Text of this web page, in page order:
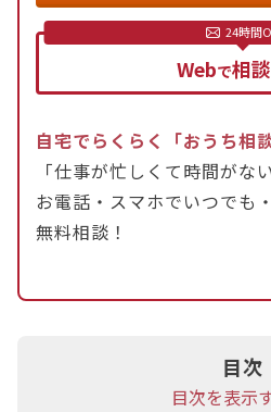
Webで相
自宅でらくらく「おうち相談
「仕事が忙しくて時間がない
お電話・スマホでいつでも
無料相談！
目次
目次を表示